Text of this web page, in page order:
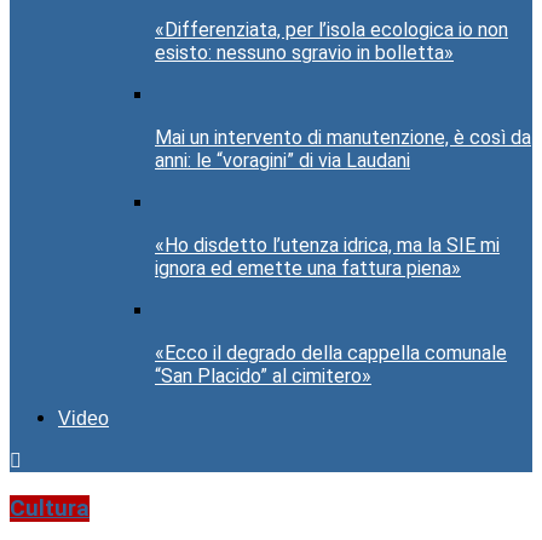
«Differenziata, per l’isola ecologica io non
esisto: nessuno sgravio in bolletta»
Mai un intervento di manutenzione, è così da
anni: le “voragini” di via Laudani
«Ho disdetto l’utenza idrica, ma la SIE mi
ignora ed emette una fattura piena»
«Ecco il degrado della cappella comunale
“San Placido” al cimitero»
Video
Cultura